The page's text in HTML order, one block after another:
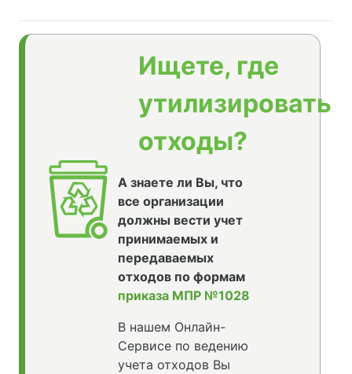
Ищете, где
утилизировать
отходы?
А знаете ли Вы, что
все организации
должны вести учет
принимаемых и
передаваемых
отходов по формам
приказа МПР №1028
В нашем Онлайн-
Сервисе по ведению
учета отходов Вы